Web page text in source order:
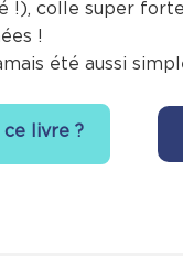
!), colle super
!
été aussi
livre ?